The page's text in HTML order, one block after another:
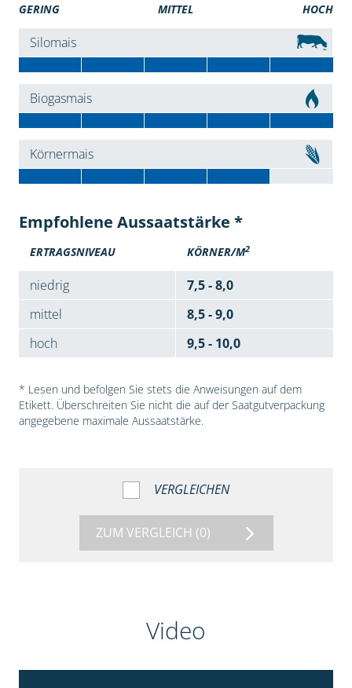
GERING MITTEL HOCH
Silomais
Biogasmais
Körnermais
Empfohlene Aussaatstärke *
ERTRAGSNIVEAU KÖRNER/M2
niedrig
7,5 - 8,0
mittel
8,5 - 9,0
hoch
9,5 - 10,0
* Lesen und befolgen Sie stets die Anweisungen auf dem
Etikett. Überschreiten Sie nicht die auf der Saatgutverpackung
angegebene maximale Aussaatstärke.
VERGLEICHEN
ZUM VERGLEICH (0)
Video